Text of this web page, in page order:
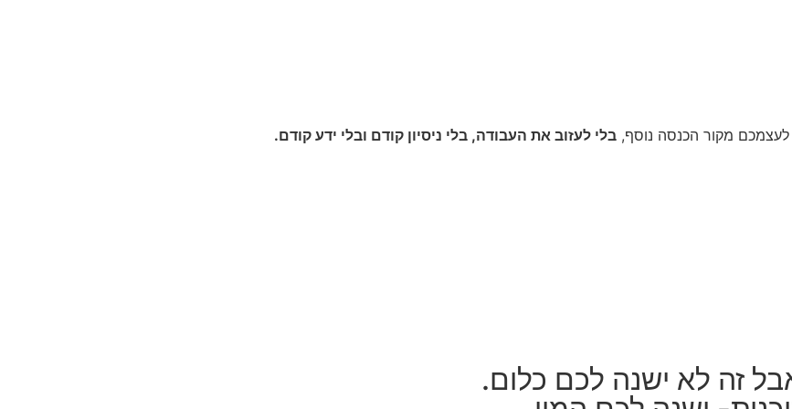
לעצמכם מקור הכנסה נוסף, בלי לעזוב את העבודה, בלי ניסיון קודם ובלי ידע קודם.
זה לא ישנה לכם כלום.